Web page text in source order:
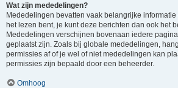
Wat zijn mededelingen?
Mededelingen bevatten vaak belangrijke
het lezen bent, je kunt deze berichten dan ook het
Mededelingen verschijnen bovenaan iedere
geplaatst zijn. Zoals bij globale mededelingen,
permissies af of je wel of niet mededelingen kan
permissies zijn bepaald door een beheerder.
Omhoog